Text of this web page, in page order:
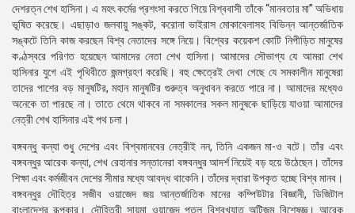
দেশরত্ন শেখ হাসিনা। এ মহৎ কর্মের প্রশংসা করতে গিয়ে বিশ্ববাসী তাঁকে “মানবতার মা” অভিধায়
ভূষিত করেছে। এছাড়াও জলবায়ু সঙ্কট, করোনা ভাইরাস মোকাবেলাসহ বিভিন্ন আন্তর্জাতিক
সঙ্কটে তিনি কাজ করছেন বিশ্ব নেতাদের সঙ্গে নিয়ে। বিশ্বের কয়েকশ কোটি নিপীড়িত মানুষের
কণ্ঠস্বরে পরিণত হয়েছেন আমাদের নেতা শেখ হাসিনা। আমাদের সৌভাগ্য যে আমরা শেখ
হাসিনার যুগে এই পৃথিবীতে জন্মগ্রহণ করেছি। বহু ক্ষেত্রেই দেখা গেছে যে সমকালীন মানুষেরা
তাদের পাশের বড় মানুষটির, মহান মানুষটির গুরুত্ব অনুধাবন করতে পারে না। আমাদের মধ্যেও
অনেকে তা পারছে না। তাতে থেমে থাকবে না সমকালের সকল মানুষকে ছাড়িয়ে যাওয়া আমাদের
নেত্রী শেখ হাসিনার এই পথ চলা।
বঙ্গবন্ধু কন্যা শুধু দেশের এবং বিশ্বমানবের নেত্রীই নন, তিনি একজন মা-ও বটে। তাঁর এবং
বঙ্গবন্ধুর আরেক কন্যা, শেখ রেহানার সন্তানেরা বঙ্গবন্ধুর আদর্শ নিয়েই বড় হয়ে উঠেছেন। তাঁদের
শিক্ষা এবং কর্মজীবন দেশের সীমার মধ্যে আবদ্ধ থাকেনি। তাঁদের দ্বারা উপকৃত হচ্ছে বিশ্ব মানব।
বঙ্গবন্ধুর দৌহিত্র সজীব ওয়াজেদ জয় আন্তর্জাতিক মানের কম্পিউটার বিজ্ঞানী, ডিজিটাল
বাংলাদেশর রূপকার। দৌহিত্রী সায়মা ওয়াজেদ পুতুল বিশ্বখ্যাত অটিজম বিশেষজ্ঞ। আরেক